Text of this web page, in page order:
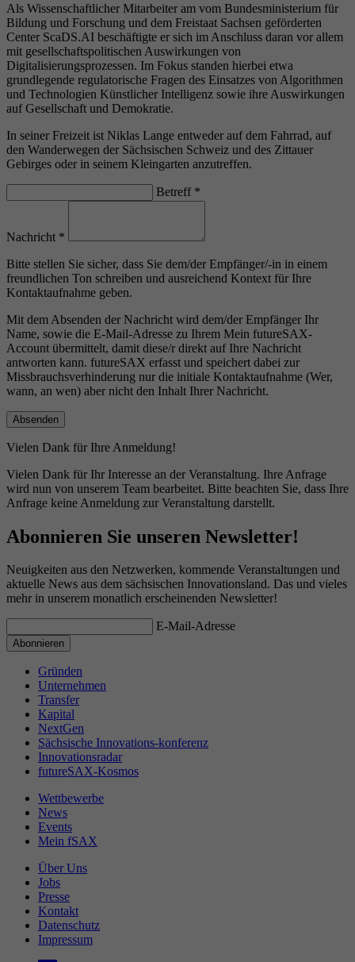
Als Wissenschaftlicher Mitarbeiter am vom Bundesministerium für
Bildung und Forschung und dem Freistaat Sachsen geförderten
Center ScaDS.AI beschäftigte er sich im Anschluss daran vor allem
mit gesellschaftspolitischen Auswirkungen von
Digitalisierungsprozessen. Im Fokus standen hierbei etwa
grundlegende regulatorische Fragen des Einsatzes von Algorithmen
und Technologien Künstlicher Intelligenz sowie ihre Auswirkungen
auf Gesellschaft und Demokratie.
In seiner Freizeit ist Niklas Lange entweder auf dem Fahrrad, auf
den Wanderwegen der Sächsischen Schweiz und des Zittauer
Gebirges oder in seinem Kleingarten anzutreffen.
Betreff *
Nachricht *
Bitte stellen Sie sicher, dass Sie dem/der Empfänger/-in in einem
freundlichen Ton schreiben und ausreichend Kontext für Ihre
Kontaktaufnahme geben.
Mit dem Absenden der Nachricht wird dem/der Empfänger Ihr
Name, sowie die E-Mail-Adresse zu Ihrem Mein futureSAX-
Account übermittelt, damit diese/r direkt auf Ihre Nachricht
antworten kann. futureSAX erfasst und speichert dabei zur
Missbrauchsverhinderung nur die initiale Kontaktaufnahme (Wer,
wann, an wen) aber nicht den Inhalt Ihrer Nachricht.
Vielen Dank für Ihre Anmeldung!
Vielen Dank für Ihr Interesse an der Veranstaltung. Ihre Anfrage
wird nun von unserem Team bearbeitet. Bitte beachten Sie, dass Ihre
Anfrage keine Anmeldung zur Veranstaltung darstellt.
Abonnieren Sie unseren Newsletter!
Neuigkeiten aus den Netzwerken, kommende Veranstaltungen und
aktuelle News aus dem sächsischen Innovationsland. Das und vieles
mehr in unserem monatlich erscheinenden Newsletter!
E-Mail-Adresse
Gründen
Unternehmen
Transfer
Kapital
NextGen
Sächsische Innovations-konferenz
Innovationsradar
futureSAX-Kosmos
Wettbewerbe
News
Events
Mein fSAX
Über Uns
Jobs
Presse
Kontakt
Datenschutz
Impressum